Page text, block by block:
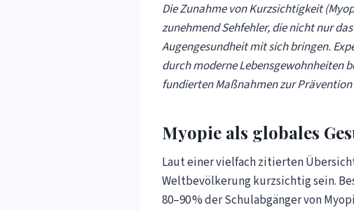
Die Zunahme von Kurzsichtigkeit
zunehmend Sehfehler, die nicht nur
Augengesundheit mit sich bringen.
durch moderne Lebensgewohnheiten
fundierten Maßnahmen zur
Myopie als globales
Laut einer vielfach zitierten
Weltbevölkerung kurzsichtig sein.
80–90 % der Schulabgänger von